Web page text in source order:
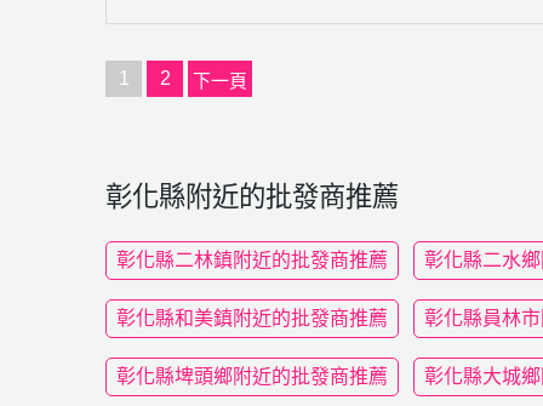
1 2 下一頁
彰化縣附近的批發商推薦
彰化縣二林鎮附近的批發商推薦 彰化縣二水
彰化縣和美鎮附近的批發商推薦 彰化縣員林
彰化縣埤頭鄉附近的批發商推薦 彰化縣大城